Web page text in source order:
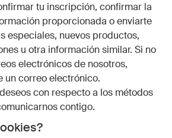
tu inscripción, confirmar la
proporcionada o enviarte
especiales, nuevos productos,
u otra información similar. Si no
electrónicos de nosotros,
un correo electrónico.
con respecto a los métodos
contigo.